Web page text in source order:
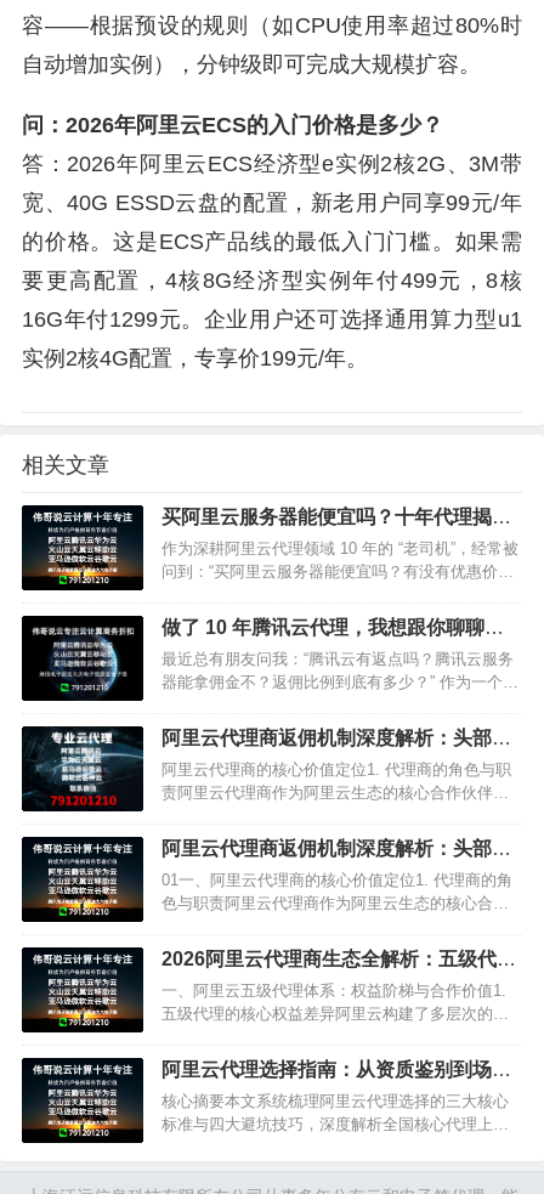
容——根据预设的规则（如CPU使用率超过80%时
自动增加实例），分钟级即可完成大规模扩容。
问：2026年阿里云ECS的入门价格是多少？
答：2026年阿里云ECS经济型e实例2核2G、3M带
宽、40G ESSD云盘的配置，新老用户同享99元/年
的价格。这是ECS产品线的最低入门门槛。如果需
要更高配置，4核8G经济型实例年付499元，8核
16G年付1299元。企业用户还可选择通用算力型u1
实例2核4G配置，专享价199元/年。
相关文章
买阿里云服务器能便宜吗？十年代理揭秘
3 大省钱攻略！
作为深耕阿里云代理领域 10 年的 “老司机”，经常被
问到：“买阿里云服务器能便宜吗？有没有优惠价
宜，选对渠道还能省一大笔！ 这篇文章带你解锁阿
里云服务…
做了 10 年腾讯云代理，我想跟你聊聊返
佣那些事儿​
最近总有朋友问我：“腾讯云有返点吗？腾讯云服务
器能拿佣金不？返佣比例到底有多少？” 作为一个在
来跟大家好好…
阿里云代理商返佣机制深度解析：头部代
理优势与企业合作策略
阿里云代理商的核心价值定位1. 代理商的角色与职
责阿里云代理商作为阿里云生态的核心合作伙伴，
里云全系列云产品，包括云服务器ECS、云数据库
RDS、对象存…
阿里云代理商返佣机制深度解析：头部代
理优势与企业合作策略
01一、阿里云代理商的核心价值定位1. 代理商的角
色与职责阿里云代理商作为阿里云生态的核心合作
销售阿里云全系列云产品，包括云服务器ECS、云
数据库RDS…
2026阿里云代理商生态全解析：五级代理
体系、返佣政策与企业上云指南
一、阿里云五级代理体系：权益阶梯与合作价值1.
五级代理的核心权益差异阿里云构建了多层次的代
业ISV（独立软件开发商）、金牌/银牌认证代理及
标准代理五大核心…
阿里云代理选择指南：从资质鉴别到场景
适配，上海汪远信息引领合规上云新路径
核心摘要本文系统梳理阿里云代理选择的三大核心
标准与四大避坑技巧，深度解析全国核心代理上海